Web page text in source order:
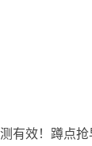
有效！蹲点抢